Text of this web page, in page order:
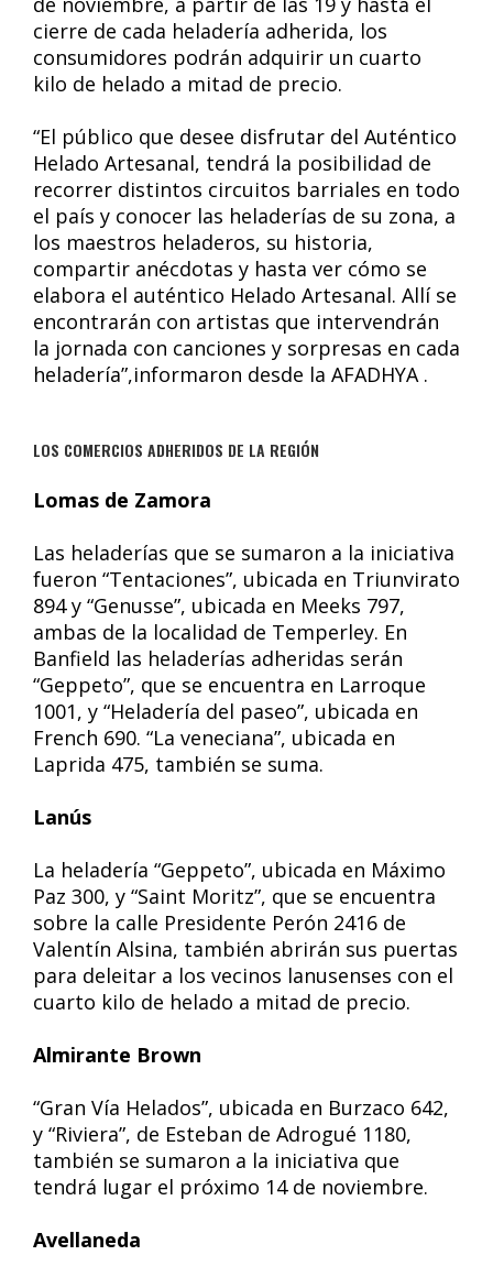
cierre de cada heladería adherida, los
consumidores podrán adquirir un cuarto
kilo de helado a mitad de precio.
“El público que desee disfrutar del Auténtico
Helado Artesanal, tendrá la posibilidad de
recorrer distintos circuitos barriales en todo
el país y conocer las heladerías de su zona, a
los maestros heladeros, su historia,
compartir anécdotas y hasta ver cómo se
elabora el auténtico Helado Artesanal. Allí se
encontrarán con artistas que intervendrán
la jornada con canciones y sorpresas en cada
heladería”,informaron desde la AFADHYA .
LOS COMERCIOS ADHERIDOS DE LA REGIÓN
Lomas de Zamora
Las heladerías que se sumaron a la iniciativa
fueron “Tentaciones”, ubicada en Triunvirato
894 y “Genusse”, ubicada en Meeks 797,
ambas de la localidad de Temperley. En
Banfield las heladerías adheridas serán
“Geppeto”, que se encuentra en Larroque
1001, y “Heladería del paseo”, ubicada en
French 690. “La veneciana”, ubicada en
Laprida 475, también se suma.
Lanús
La heladería “Geppeto”, ubicada en Máximo
Paz 300, y “Saint Moritz”, que se encuentra
sobre la calle Presidente Perón 2416 de
Valentín Alsina, también abrirán sus puertas
para deleitar a los vecinos lanusenses con el
cuarto kilo de helado a mitad de precio.
Almirante Brown
“Gran Vía Helados”, ubicada en Burzaco 642,
y “Riviera”, de Esteban de Adrogué 1180,
también se sumaron a la iniciativa que
tendrá lugar el próximo 14 de noviembre.
Avellaneda